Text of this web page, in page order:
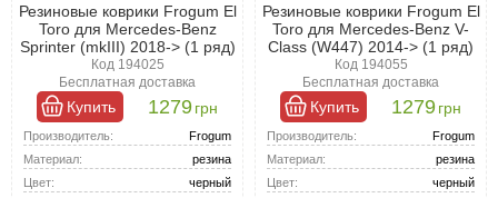
Резиновые коврики Frogum El
Toro для Mercedes-Benz
Sprinter (mkIII) 2018-> (1 ряд)
Код 194025
Бесплатная доставка
Купить 1279грн
Производитель:
Frogum
Материал:
резина
Цвет:
черный
Резиновые коврики Frogum El
Toro для Mercedes-Benz V-
Class (W447) 2014-> (1 ряд)
Код 194055
Бесплатная доставка
Купить 1279грн
Производитель:
Frogum
Материал:
резина
Цвет:
черный